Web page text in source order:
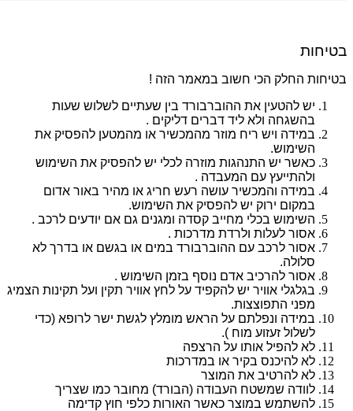
בטיחות
בטיחות החלק הכי חשוב במאמר הזה !
יש להטעין את ההוברבורד בין שעתיים לשלוש שעות
בהשגחה ולא ליד דברים דליקים .
במידה ויש ריח מוזר מהמכשיר או מהמטען להפסיק את
השימוש.
כאשר יש התנהגות מוזרה לכלי יש להפסיק את השימוש
ולהתייעץ עם המעבדה .
במידה והמכשיר עושה רעש חריג או מהיר באור אדום
במקום ירוק יש להפסיק את השימוש.
השימוש בכלי מחייב קסדה ומגנים גם אם יודעים לרכב .
אסור לעלות ולרדת מדרכות .
אסור לרכב עם ההוברבורד במים או בגשם או בדרך לא
סלולה.
אסור להרכיב אדם נוסף בזמן השימוש .
בגלגלי אוויר יש להקפיד על לחץ אוויר תקין ועל תקינות הצמיג
מפני התפוצצות.
במידה ונפלתם על הראש מומלץ לגשת ישר לרופא (כדי
לשלול זעזוע מוח ).
לא להפיל אותו על הרצפה
לא להיכנס בקיר או במדרכות
לא להרטיב את המוצר
לוודה שמשטח העבודה (הבורד) מחובר כמו שצריך
להשתמש במוצר כאשר האורות כלפי חוץ קדימה